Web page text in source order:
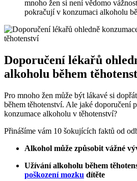
mnoho žen si není vědomo
pokračují v konzumaci alkoholu
Doporučení lékařů
alkoholu během
Pro mnoho žen může být lákavé si
během těhotenství. Ale jaké doporučení
konzumace alkoholu v těhotenství?
Přinášíme vám 10 šokujících faktů od
Alkohol může způsobit vážné
Užívání alkoholu během
poškození mozku dítěte